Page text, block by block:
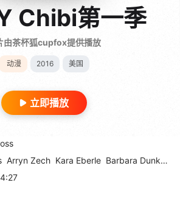
Chibi第一季
由茶杯狐cupfox提供播放
动漫 2016 美国
立即播放
Arryn Zech Kara Eberle Barbara Dunkelman